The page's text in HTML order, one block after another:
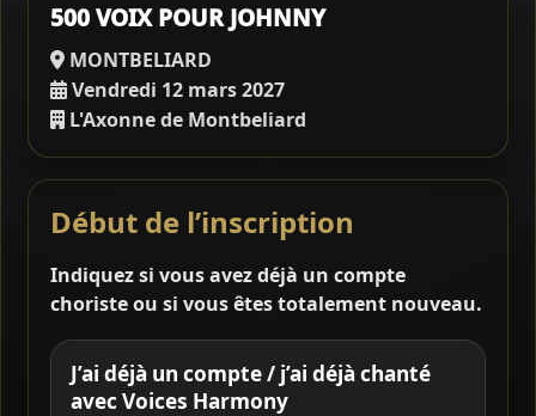
500 VOIX POUR JOHNNY
MONTBELIARD
Vendredi 12 mars 2027
L'Axonne de Montbeliard
Début de l’inscription
Indiquez si vous avez déjà un compte
choriste ou si vous êtes totalement nouveau.
J’ai déjà un compte / j’ai déjà chanté
avec Voices Harmony